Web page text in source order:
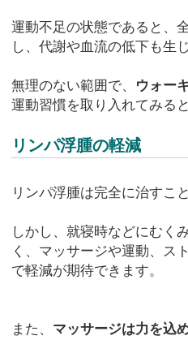
運動不足の状態であると、
し、代謝や血流の低下も生
無理のない範囲で、 ウォー
運動習慣を取り入れてみる
リンパ浮腫の軽減
リンパ浮腫は完全に治すこ
しかし、就寝時などにむく
く、マッサージや運動、ス
で軽減が期待できます。
また、 マッサージは力を込